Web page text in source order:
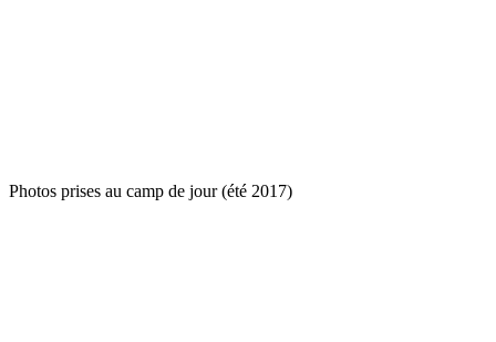
Photos prises au camp de jour (été 2017)